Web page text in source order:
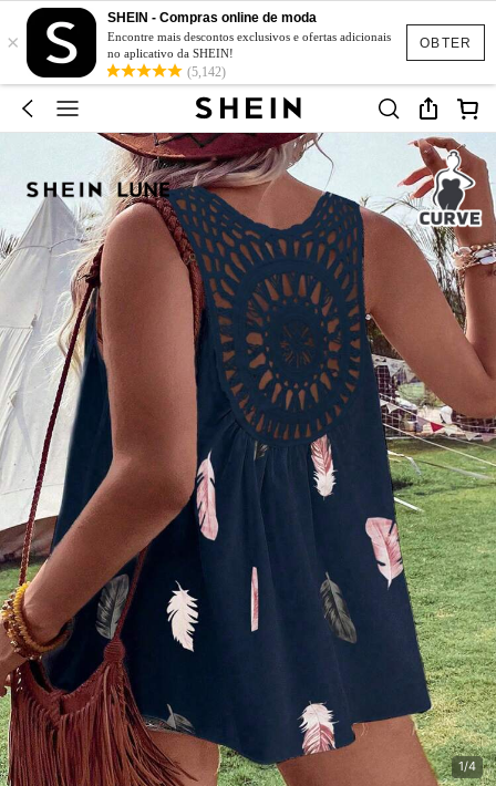
OBTER
×
SHEIN - Compras online de moda
Encontre mais descontos exclusivos e ofertas adicionais
no aplicativo da SHEIN!
(5,142)
1/4